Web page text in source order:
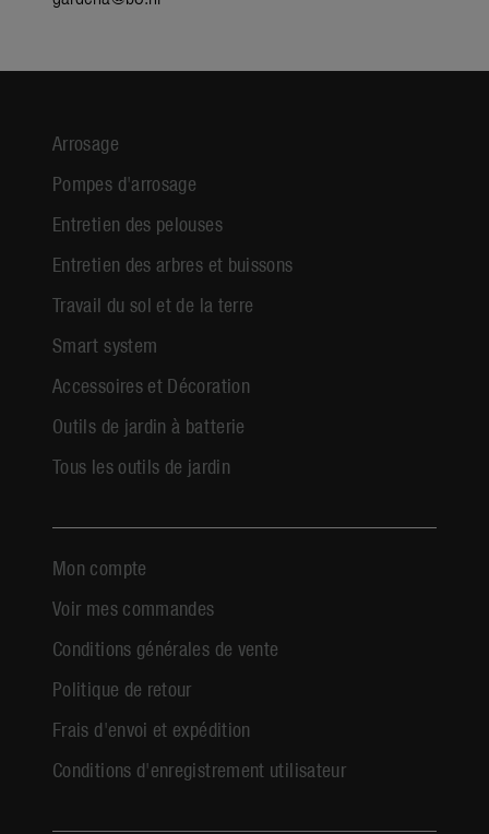
Arrosage
Pompes d'arrosage
Entretien des pelouses
Entretien des arbres et buissons
Travail du sol et de la terre
Smart system
Accessoires et Décoration
Outils de jardin à batterie
Tous les outils de jardin
Mon compte
Voir mes commandes
Conditions générales de vente
Politique de retour
Frais d'envoi et expédition
Conditions d'enregistrement utilisateur